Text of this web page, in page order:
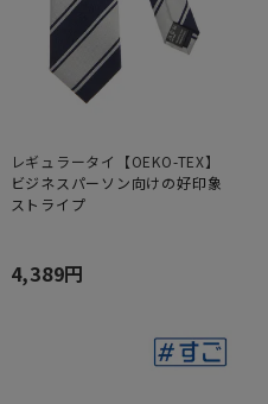
レギュラータイ【OEKO-TEX】
ビジネスパーソン向けの好印象
ストライプ
4,389円